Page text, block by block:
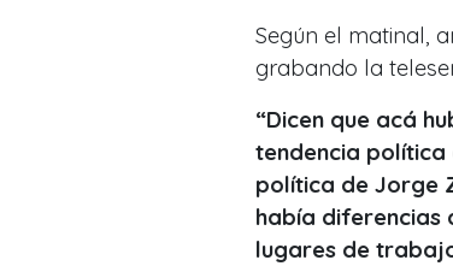
Según el matinal,
grabando la
“Dicen que acá
tendencia política
política de Jorge
había diferencias
lugares de